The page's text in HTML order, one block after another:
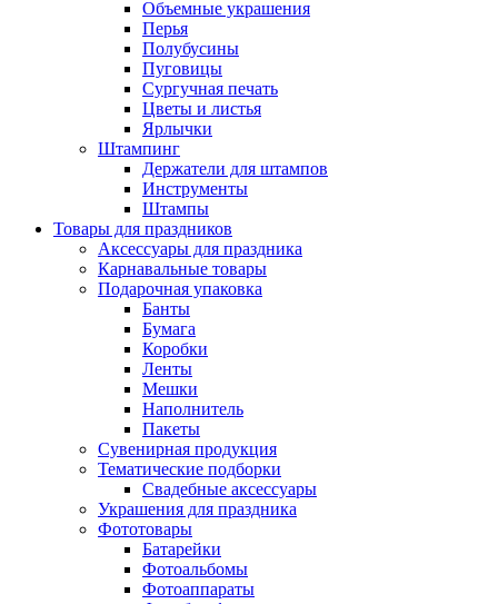
Объемные украшения
Перья
Полубусины
Пуговицы
Сургучная печать
Цветы и листья
Ярлычки
Штампинг
Держатели для штампов
Инструменты
Штампы
Товары для праздников
Аксессуары для праздника
Карнавальные товары
Подарочная упаковка
Банты
Бумага
Коробки
Ленты
Мешки
Наполнитель
Пакеты
Сувенирная продукция
Тематические подборки
Свадебные аксессуары
Украшения для праздника
Фототовары
Батарейки
Фотоальбомы
Фотоаппараты